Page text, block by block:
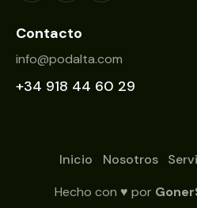
Contacto
info@podalta.com
+34 918 44 60 29
Inicio Nosotros
Hecho con ♥ por